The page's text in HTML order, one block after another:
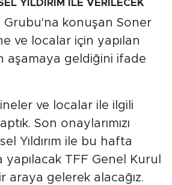
YILDIRIM İLE VERİLECEK
Grubu'na konuşan Soner
ve localar için yapılan
aşamaya geldiğini ifade
ve localar ile ilgili
Son onaylarımızı
Yıldırım ile bu hafta
TFF Genel Kurul
araya gelerek alacağız.